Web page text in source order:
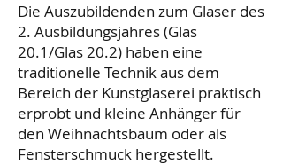
Die Auszubildenden zum Glaser des
2. Ausbildungsjahres (Glas
20.1/Glas 20.2) haben eine
traditionelle Technik aus dem
Bereich der Kunstglaserei praktisch
erprobt und kleine Anhänger für
den Weihnachtsbaum oder als
Fensterschmuck hergestellt.